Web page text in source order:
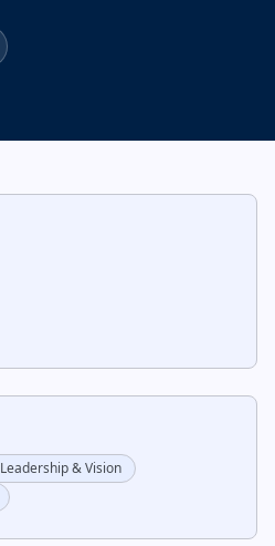
Leadership & Vision